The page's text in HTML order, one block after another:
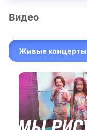
Видео
Живые концерты